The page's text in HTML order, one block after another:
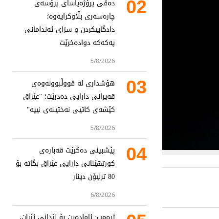
02
دەقی پرۆژەیاسای پرۆسەی
چارەسەری بڵاوکرایەوە؛
دادگاییکردن و سزای ئەندامانی
پەکەکە دوادەخرێت
5/8/2026
03
هۆشداری لە قووڵبوونەوەی
قەیرانی دارایی دەدرێت؛ "عێراق
کێشەی کاتیی نەختینەی نییە"
5/8/2026
04
پێشبینی دەکرێت قەبارەی
کورتهێنانی دارایی عێراق بگاتە بۆ
80 ترلیۆن دینار
6/8/2026